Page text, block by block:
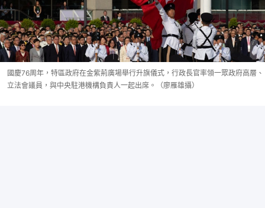
國慶76周年，特區政府在金紫荊廣場舉行升旗儀式，行政長官率領一眾政府高層、
立法會議員，與中央駐港機構負責人一起出席。（廖雁雄攝）